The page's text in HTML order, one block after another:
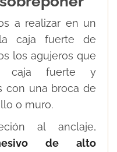
a realizar en un
caja fuerte de
los agujeros que
caja fuerte y
con una broca de
o muro.
al anclaje,
de alto